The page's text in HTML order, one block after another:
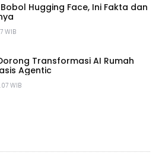
WIB
Hugging Face, Ini Fakta dan
WIB
Transformasi AI Rumah
Agentic